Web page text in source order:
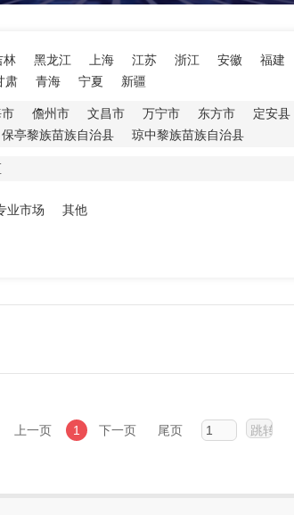
林 黑龙江 上海 江苏 浙江 安徽 福建
肃 青海 宁夏 新疆
儋州市 文昌市 万宁市 东方市 定安县
保亭黎族苗族自治县 琼中黎族苗族自治县
业市场 其他
上一页 1 下一页 尾页